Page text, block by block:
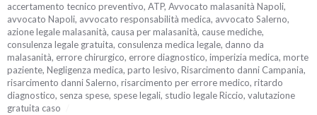
accertamento tecnico preventivo, ATP, Avvocato malasanità Napoli,
avvocato Napoli, avvocato responsabilità medica, avvocato Salerno,
azione legale malasanità, causa per malasanità, cause mediche,
consulenza legale gratuita, consulenza medica legale, danno da
malasanità, errore chirurgico, errore diagnostico, imperizia medica, morte
paziente, Negligenza medica, parto lesivo, Risarcimento danni Campania,
risarcimento danni Salerno, risarcimento per errore medico, ritardo
diagnostico, senza spese, spese legali, studio legale Riccio, valutazione
gratuita caso